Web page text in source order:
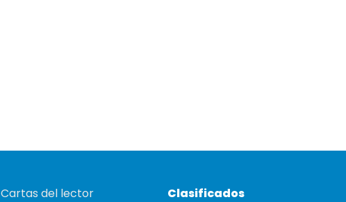
Cartas del lector
Clasificados